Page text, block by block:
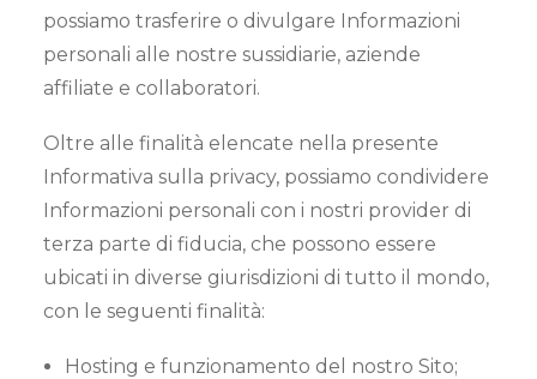
possiamo trasferire o divulgare Informazioni
personali alle nostre sussidiarie, aziende
affiliate e collaboratori.
Oltre alle finalità elencate nella presente
Informativa sulla privacy, possiamo condividere
Informazioni personali con i nostri provider di
terza parte di fiducia, che possono essere
ubicati in diverse giurisdizioni di tutto il mondo,
con le seguenti finalità:
Hosting e funzionamento del nostro Sito;